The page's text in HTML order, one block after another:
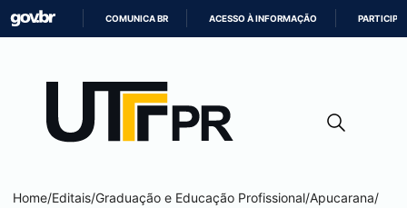
CONTEÚDO
COMUNICA BR ACESSO À INFORMAÇÃO PARTICIPE
Home/Editais/Graduação e Educação Profissional/Apucarana/